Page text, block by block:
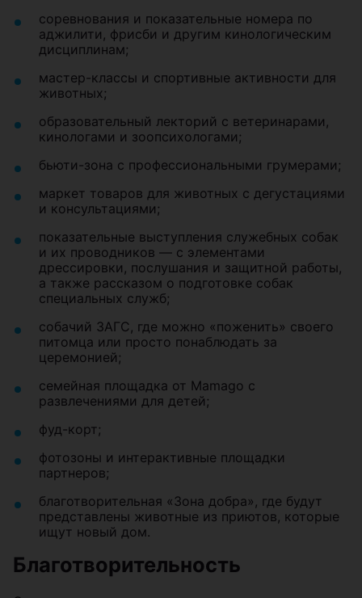
соревнования и показательные номера по
аджилити, фрисби и другим кинологическим
дисциплинам;
мастер-классы и спортивные активности для
животных;
образовательный лекторий с ветеринарами,
кинологами и зоопсихологами;
бьюти-зона с профессиональными грумерами;
маркет товаров для животных с дегустациями
и консультациями;
показательные выступления служебных собак
и их проводников — с элементами
дрессировки, послушания и защитной работы,
а также рассказом о подготовке собак
специальных служб;
собачий ЗАГС, где можно «поженить» своего
питомца или просто понаблюдать за
церемонией;
семейная площадка от Mamago с
развлечениями для детей;
фуд-корт;
фотозоны и интерактивные площадки
партнеров;
благотворительная «Зона добра», где будут
представлены животные из приютов, которые
ищут новый дом.
Благотворительность